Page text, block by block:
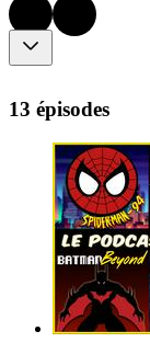
13 épisodes